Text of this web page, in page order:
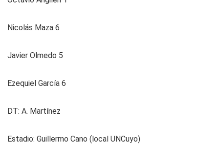
Nicolás Maza 6
Javier Olmedo 5
Ezequiel García 6
DT: A. Martínez
Es­ta­dio: Guillermo Cano (local UNCuyo)